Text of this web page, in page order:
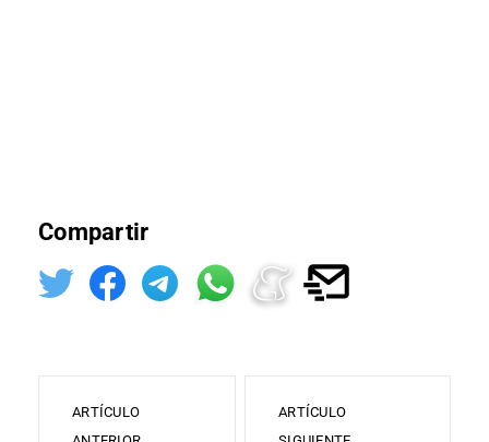
Compartir
ARTÍCULO
ARTÍCULO